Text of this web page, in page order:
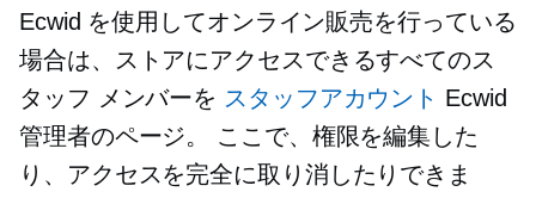
Ecwid を使用してオンライン販売を行っている
場合は、ストアにアクセスできるすべてのス
タッフ メンバーを スタッフアカウント Ecwid
管理者のページ。 ここで、権限を編集した
り、アクセスを完全に取り消したりできま